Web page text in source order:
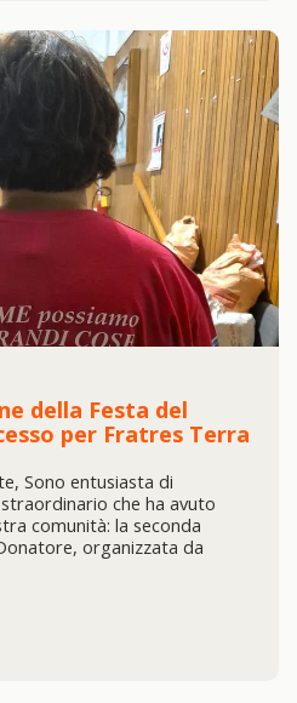
della Festa del
per Fratres Terra
Sono entusiasta di
che ha avuto
comunità: la seconda
organizzata da